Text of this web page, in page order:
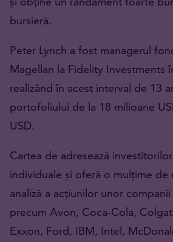
bursieră.
Peter Lynch a fost managerul
Magellan la Fidelity Investments
realizând în acest interval de 13
portofoliului de la 18 milioane
USD.
Cartea de adresează
individuale și oferă o mulțime de
analiză a acțiunilor unor
precum Avon, Coca-Cola,
Exxon, Ford, IBM, Intel,